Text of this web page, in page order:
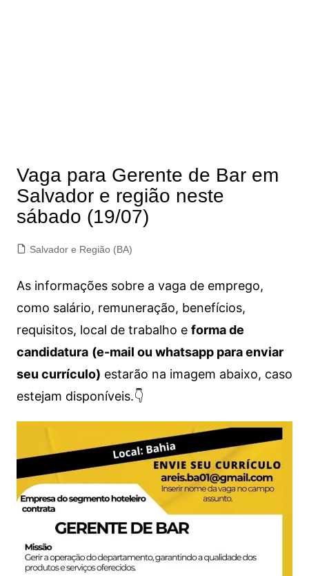
Vaga para Gerente de Bar em
Salvador e região neste
sábado (19/07)
Salvador e Região (BA)
As informações sobre a vaga de emprego,
como salário, remuneração, benefícios,
requisitos, local de trabalho e forma de
candidatura (e-mail ou whatsapp para enviar
seu currículo) estarão na imagem abaixo, caso
estejam disponíveis.👇